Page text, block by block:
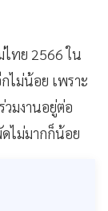
ทย 2566 ใน
ไม่น้อย เพราะ
วมงานอยู่ต่อ
ไม่มากก็น้อย